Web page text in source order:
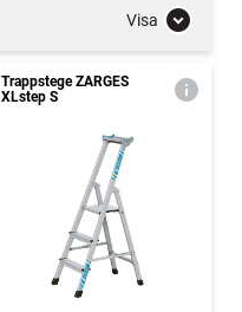
Visa
Trappstege ZARGES
XLstep S